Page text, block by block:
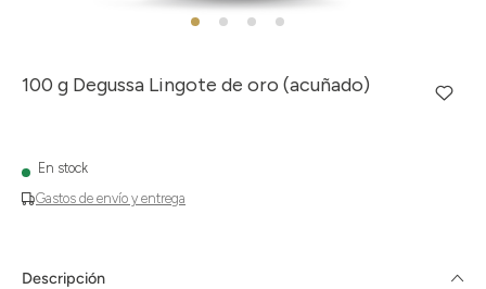
100 g Degussa Lingote de oro (acuñado)
Gastos de envío y entrega
En stock
Descripción